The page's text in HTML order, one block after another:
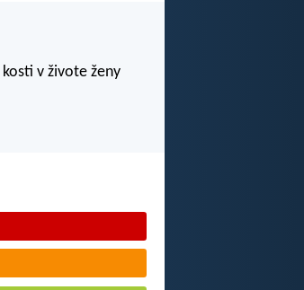
v živote ženy